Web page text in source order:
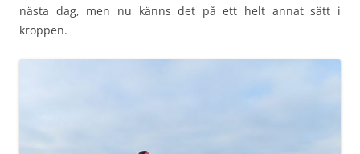
nästa dag, men nu känns det på ett helt annat sätt i
kroppen.